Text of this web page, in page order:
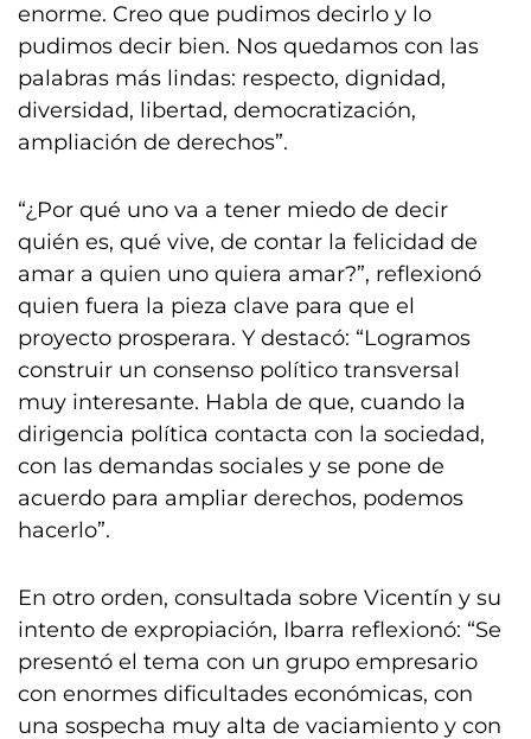
enorme. Creo que pudimos decirlo y lo
pudimos decir bien. Nos quedamos con las
palabras más lindas: respecto, dignidad,
diversidad, libertad, democratización,
ampliación de derechos”.
“¿Por qué uno va a tener miedo de decir
quién es, qué vive, de contar la felicidad de
amar a quien uno quiera amar?”, reflexionó
quien fuera la pieza clave para que el
proyecto prosperara. Y destacó: “Logramos
construir un consenso político transversal
muy interesante. Habla de que, cuando la
dirigencia política contacta con la sociedad,
con las demandas sociales y se pone de
acuerdo para ampliar derechos, podemos
hacerlo”.
En otro orden, consultada sobre Vicentín y su
intento de expropiación, Ibarra reflexionó: “Se
presentó el tema con un grupo empresario
con enormes dificultades económicas, con
una sospecha muy alta de vaciamiento y con